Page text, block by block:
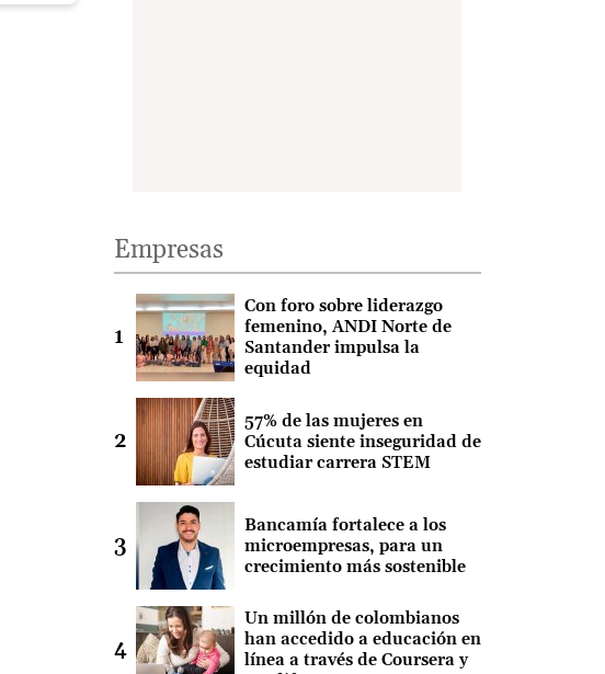
Empresas
Con foro sobre liderazgo
femenino, ANDI Norte de
Santander impulsa la
equidad
57% de las mujeres en
Cúcuta siente inseguridad de
estudiar carrera STEM
Bancamía fortalece a los
microempresas, para un
crecimiento más sostenible
Un millón de colombianos
han accedido a educación en
línea a través de Coursera y